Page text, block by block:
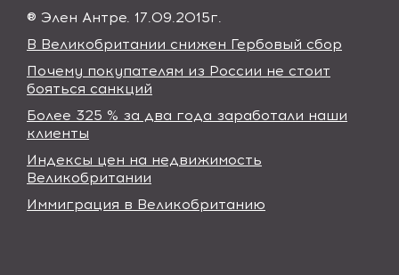
® Элен Антре. 17.09.2015г.
В Великобритании снижен Гербовый сбор
Почему покупателям из России не стоит
бояться санкций
Более 325 % за два года заработали наши
клиенты
Индексы цен на недвижимость
Великобритании
Иммиграция в Великобританию